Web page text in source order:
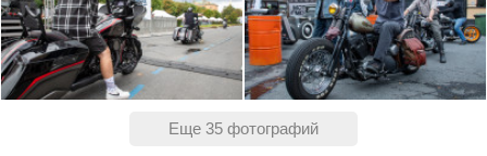
флешмоб
15:25 - Представление Ретро мото-зоны
16:00 - Выступление музыкальной группы
«ПриЛичные Люди»
17:15 – Силовое шоуЕще 35 фотографий